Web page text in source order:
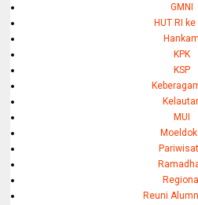
GMNI
HUT RI
Hankam
KPK
KSP
MUI
Regional
Reuni